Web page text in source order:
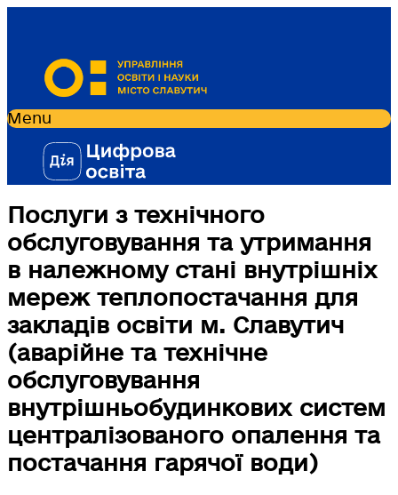
Menu
Послуги з технічного
обслуговування та утримання
в належному стані внутрішніх
мереж теплопостачання для
закладів освіти м. Славутич
(аварійне та технічне
обслуговування
внутрішньобудинкових систем
централізованого опалення та
постачання гарячої води)